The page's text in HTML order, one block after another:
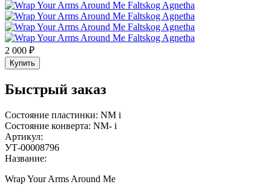
2 000 ₽
Купить
Быстрый заказ
Состояние пластинки: NM i
Состояние конверта: NM- i
Артикул:
УТ-00008796
Название:
Wrap Your Arms Around Me